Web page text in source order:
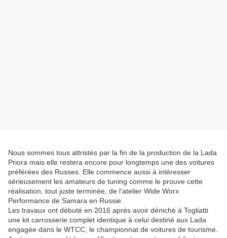
Nous sommes tous attristés par la fin de la production de la Lada
Priora mais elle restera encore pour longtemps une des voitures
préférées des Russes. Elle commence aussi à intéresser
sérieusement les amateurs de tuning comme le prouve cette
réalisation, tout juste terminée, de l’atelier Wide Worx
Performance de Samara en Russie.
Les travaux ont débuté en 2016 après avoir déniché à Togliatti
une kit carrosserie complet identique à celui destiné aux Lada
engagée dans le WTCC, le championnat de voitures de tourisme.